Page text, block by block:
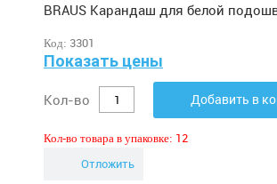
BRAUS Карандаш для белой
Код: 3301
Показать цены
Кол-во Добавить в
Кол-во товара в упаковке: 12
Отложить